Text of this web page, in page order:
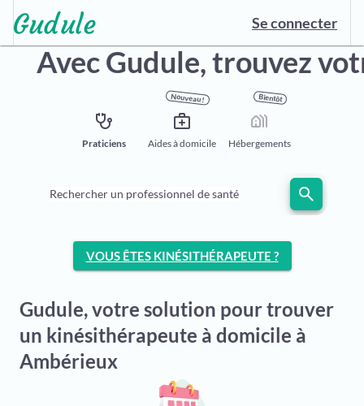
Se connecter
Avec Gudule,trouvez
stethoscope
Praticiens
Nouveau !
medical_services
Aides à domicile
Bientôt
holiday_village
Hébergements
Rechercher un professionnel de santé search
VOUS ÊTES KINÉSITHÉRAPEUTE ?
Gudule, votre solution pour trouver
un kinésithérapeute à domicile à
Ambérieux